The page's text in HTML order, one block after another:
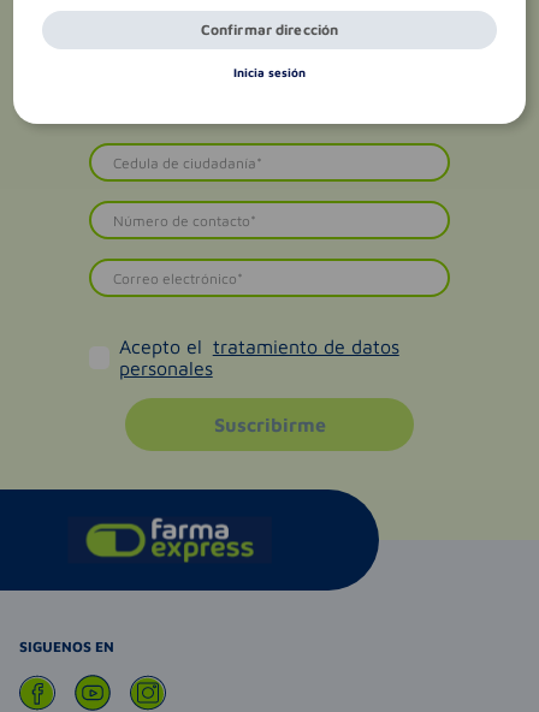
Acepto el tratamiento de datos
personales
Suscribirme
SIGUENOS EN
Confirmar dirección
Inicia sesión